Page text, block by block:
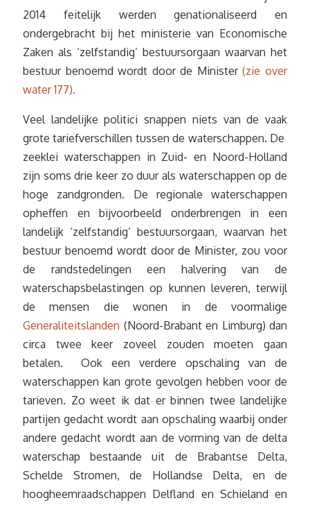
2014 feitelijk werden genationaliseerd en
ondergebracht bij het ministerie van Economische
Zaken als ‘zelfstandig’ bestuursorgaan waarvan het
bestuur benoemd wordt door de Minister(zie over
water 177).
Veel landelijke politici snappen niets van de vaak
grote tariefverschillen tussen de waterschappen. De
zeeklei waterschappen in Zuid- en Noord-Holland
zijn soms drie keer zo duur als waterschappen op de
hoge zandgronden. De regionale waterschappen
opheffen en bijvoorbeeld onderbrengen in een
landelijk ‘zelfstandig’ bestuursorgaan, waarvan het
bestuur benoemd wordt door de Minister, zou voor
de randstedelingen een halvering van de
waterschapsbelastingen op kunnen leveren, terwijl
de mensen die wonen in de voormalige
Generaliteitslanden (Noord-Brabant en Limburg) dan
circa twee keer zoveel zouden moeten gaan
betalen. Ook een verdere opschaling van de
waterschappen kan grote gevolgen hebben voor de
tarieven. Zo weet ik dat er binnen twee landelijke
partijen gedacht wordt aan opschaling waarbij onder
andere gedacht wordt aan de vorming van de delta
waterschap bestaande uit de Brabantse Delta,
Schelde Stromen, de Hollandse Delta, en de
hoogheemraadschappen Delfland en Schieland en